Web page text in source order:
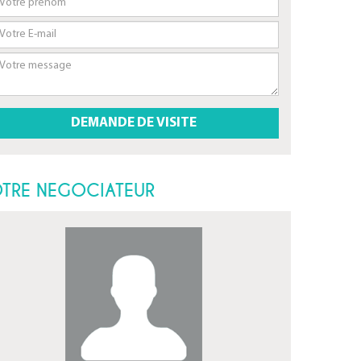
NEGOCIATEUR